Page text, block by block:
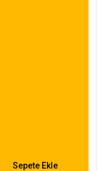
Sepete Ekle